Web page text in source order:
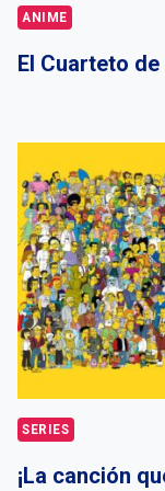
ANIME
El Cuarteto de
SERIES
¡La canción